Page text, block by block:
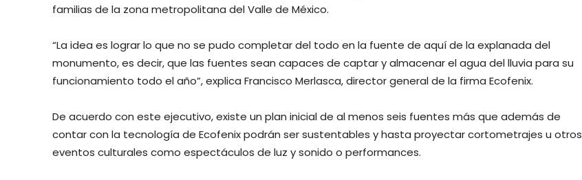
familias de la zona metropolitana del Valle de México.
“La idea es lograr lo que no se pudo completar del todo en la fuente de aquí de la explanada del
monumento, es decir, que las fuentes sean capaces de captar y almacenar el agua del lluvia para su
funcionamiento todo el año”, explica Francisco Merlasca, director general de la firma Ecofenix.
De acuerdo con este ejecutivo, existe un plan inicial de al menos seis fuentes más que además de
contar con la tecnología de Ecofenix podrán ser sustentables y hasta proyectar cortometrajes u otros
eventos culturales como espectáculos de luz y sonido o performances.